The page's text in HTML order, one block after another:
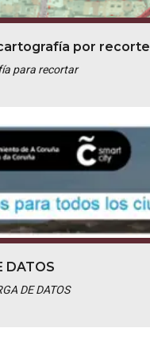
por recorte
para recortar
DATOS
DE DATOS